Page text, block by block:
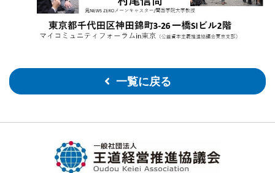
一覧に戻る